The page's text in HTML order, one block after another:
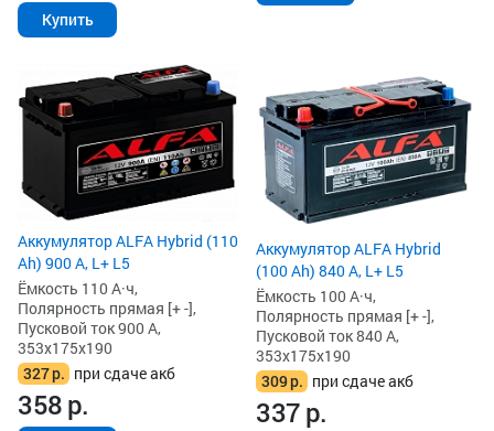
Купить
Аккумулятор ALFA Hybrid (110
Ah) 900 А, L+ L5
Ёмкость 110 А·ч,
Полярность прямая [+ -],
Пусковой ток 900 А,
353x175x190
327р. при сдаче акб
358р.
Аккумулятор ALFA Hybrid
(100 Ah) 840 А, L+ L5
Ёмкость 100 А·ч,
Полярность прямая [+ -],
Пусковой ток 840 А,
353x175x190
309р. при сдаче акб
337р.